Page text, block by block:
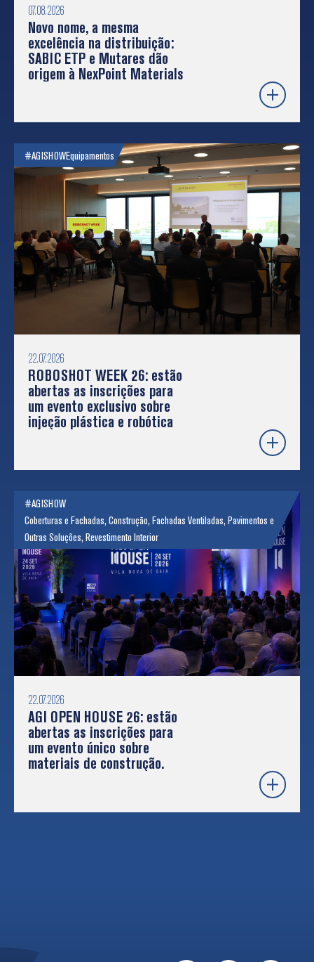
07.08.2026
Novo nome, a mesma
excelência na distribuição:
SABIC ETP e Mutares dão
origem à NexPoint Materials
#AGISHOWEquipamentos
22.07.2026
ROBOSHOT WEEK 26: estão
abertas as inscrições para
um evento exclusivo sobre
injeção plástica e robótica
#AGISHOW
Coberturas e Fachadas, Construção, Fachadas Ventiladas, Pavimentos e
Outras Soluções, Revestimento Interior
22.07.2026
AGI OPEN HOUSE 26: estão
abertas as inscrições para
um evento único sobre
materiais de construção.